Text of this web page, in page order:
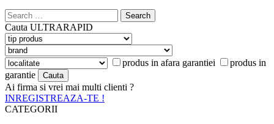
Search
for:
Cauta ULTRARAPID
produs in afara garantiei
produs in
garantie
Ai firma si vrei mai multi clienti ?
INREGISTREAZA-TE !
CATEGORII